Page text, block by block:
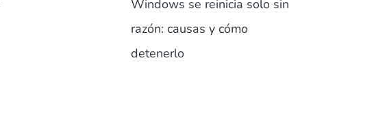
Windows se reinicia solo sin
razón: causas y cómo
detenerlo